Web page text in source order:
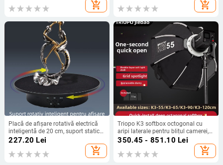
add_shopping_cart add_shopping_cart
Placă de afișare rotativă electrică
inteligentă de 20 cm, suport static
pentru oglindă, sarcină de 8 kg
pentru fotografie și filmare video
live
227.20 Lei
add_shopping_cart
Triopo K3 softbox octogonal cu
aripi laterale pentru blițul camerei,
montaj rapid și eliberare rapidă,
modificator portabil pentru lumină
difuză
350.45 - 851.10 Lei
add_shopping_cart